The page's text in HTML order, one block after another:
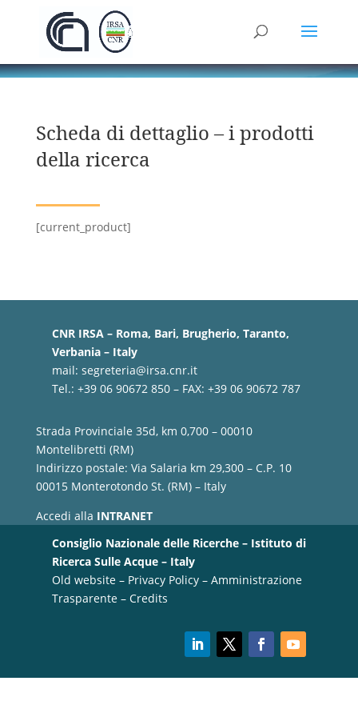
Scheda di dettaglio – i prodotti
della ricerca
[current_product]
CNR IRSA – Roma, Bari, Brugherio, Taranto,
Verbania – Italy
mail: segreteria@irsa.cnr.it
Tel.: +39 06 90672 850 – FAX: +39 06 90672 787
Strada Provinciale 35d, km 0,700 – 00010
Montelibretti (RM)
Indirizzo postale: Via Salaria km 29,300 – C.P. 10
00015 Monterotondo St. (RM) – Italy
Accedi alla INTRANET
Consiglio Nazionale delle Ricerche – Istituto di
Ricerca Sulle Acque – Italy
Old website– Privacy Policy– Amministrazione
Trasparente– Credits